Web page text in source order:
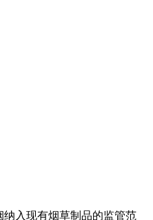
入现有烟草制品的监管范